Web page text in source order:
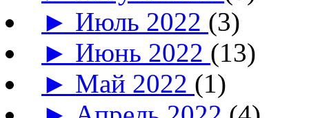
► Июль 2022 (3)
► Июнь 2022 (13)
► Май 2022 (1)